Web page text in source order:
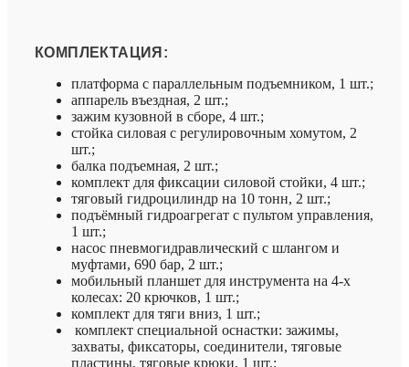
КОМПЛЕКТАЦИЯ:
платформа с параллельным подъемником, 1 шт.;
аппарель въездная, 2 шт.;
зажим кузовной в сборе, 4 шт.;
стойка силовая с регулировочным хомутом, 2
шт.;
балка подъемная, 2 шт.;
комплект для фиксации силовой стойки, 4 шт.;
тяговый гидроцилиндр на 10 тонн, 2 шт.;
подъёмный гидроагрегат с пультом управления,
1 шт.;
насос пневмогидравлический с шлангом и
муфтами, 690 бар, 2 шт.;
мобильный планшет для инструмента на 4-х
колесах: 20 крючков, 1 шт.;
комплект для тяги вниз, 1 шт.;
комплект специальной оснастки: зажимы,
захваты, фиксаторы, соединители, тяговые
пластины, тяговые крюки, 1 шт.;